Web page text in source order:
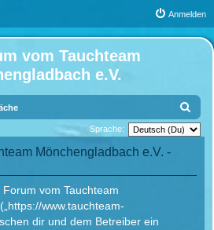
Anmelden
vom Tauchteam
e.V.
u
Sprache:
Mönchengladbach e.V. -
vom Tauchteam
www.tauchteam-
dir und dem Betreiber ein